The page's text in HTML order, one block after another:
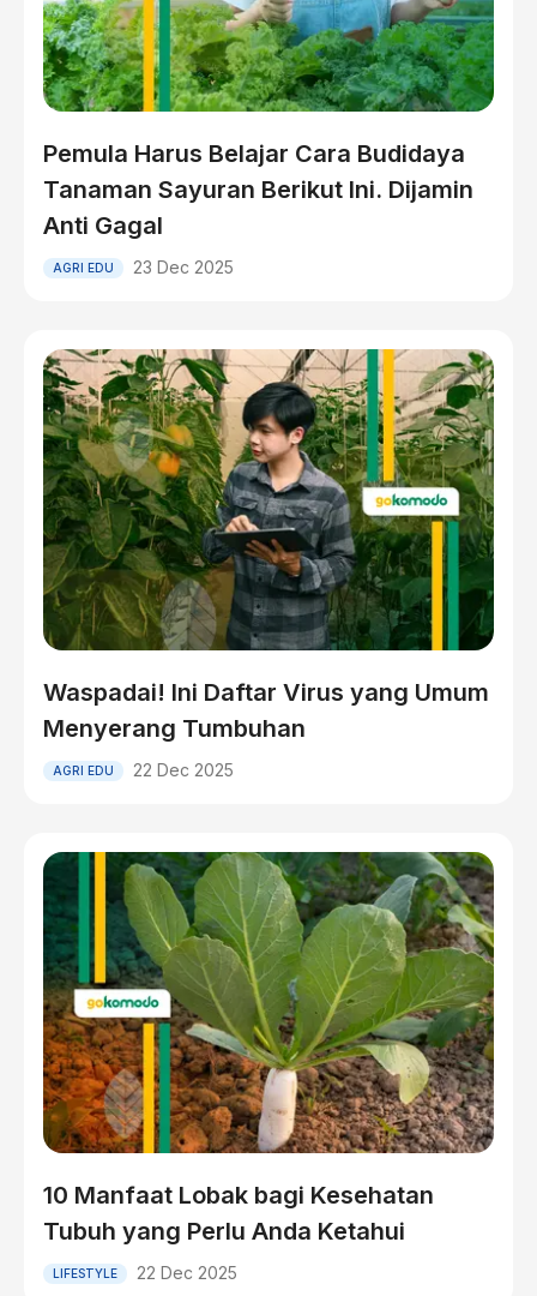
Pemula Harus Belajar Cara Budidaya
Tanaman Sayuran Berikut Ini. Dijamin
Anti Gagal
AGRI EDU 23 Dec 2025
Waspadai! Ini Daftar Virus yang Umum
Menyerang Tumbuhan
AGRI EDU 22 Dec 2025
10 Manfaat Lobak bagi Kesehatan
Tubuh yang Perlu Anda Ketahui
LIFESTYLE 22 Dec 2025